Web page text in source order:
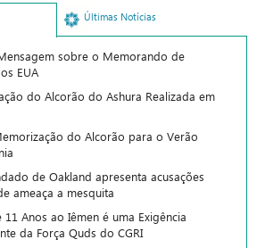
Últimas Notícias
sobre o Memorando de
EUA
do Alcorão do Ashura Realizada em
do Alcorão para o Verão
de Oakland apresenta acusações
ameaça a mesquita
Anos ao Iêmen é uma Exigência
da Força Quds do CGRI